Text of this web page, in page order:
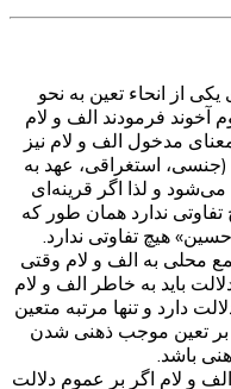
از انحاء تعین به نحو
فرمودند الف و لام
مدخول الف و لام نیز
(جنسی، استغراقی، عهد به
و لذا اگر قرینه‌ای
تفاوتی ندارد همان طور که
هیچ تفاوتی ندارد.
محلی به الف و لام وقتی
باید به خاطر الف و لام
دارد و تنها مرتبه متعین
بر تعین موجب ذهنی شدن
باشد.
و لام اگر بر عموم دلالت